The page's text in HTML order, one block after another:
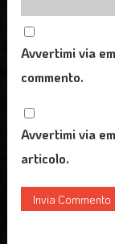
Avvertimi via
commento.
Avvertimi via
articolo.